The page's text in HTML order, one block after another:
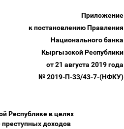
Приложение
к постановлению Правления
Национального банка
Кыргызской Республики
от 21 августа 2019 года
№ 2019-П-33/43-7-(НФКУ)
Республике в целях
доходов